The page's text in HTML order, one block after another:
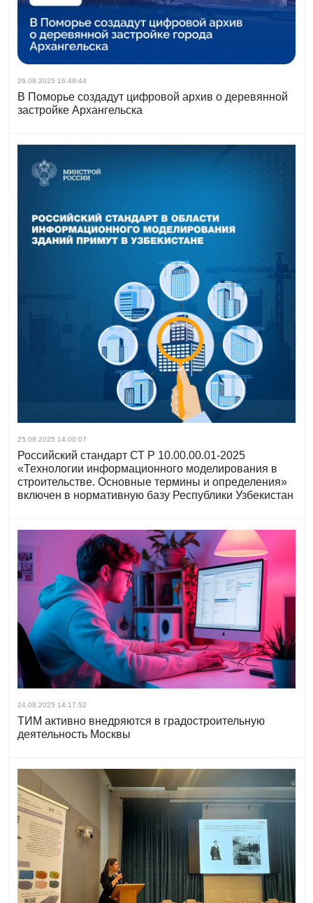
26.08.2025 16:49:44
В Поморье создадут цифровой архив о деревянной
застройке Архангельска
25.08.2025 14:00:07
Российский стандарт СТ Р 10.00.00.01-2025
«Технологии информационного моделирования в
строительстве. Основные термины и определения»
включен в нормативную базу Республики Узбекистан
24.08.2025 14:17:52
ТИМ активно внедряются в градостроительную
деятельность Москвы